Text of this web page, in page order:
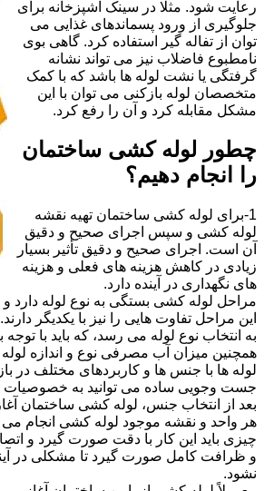
رعایت شود. مثلا در سینک آشپزخانه برای
جلوگیری از ورود پسماندهای غذایی می
توان از تفاله گیر استفاده کرد. گاهی بوی
نامطبوع فاضلاب نیز می تواند نشانه
گرفتگی یا نشت لوله ها باشد که با کمک
متخصصان لوله بازکنی می توان با این
مشکل مقابله کرد و آن را رفع کرد.
چطور لوله کشی ساختمان
را انجام دهیم؟
1-برای لوله کشی ساختمان تهیه نقشه
لوله کشی و سپس اجرای صحیح و دقیق
آن است. اجرای صحیح و دقیق تأثیر بسیار
زیادی در کاهش هزینه های فعلی و هزینه
های نگهداری در آینده دارد.
مراحل لوله کشی بستگی به نوع لوله دارد و
این مراحل تفاوت هایی را نیز با یکدیگر
به انتخاب نوع لوله می رسد، که باید با
همچنین میزان آب مصرفی نوع و اندازه
لوله ها با جنس ها و کاربردهای مختلف در
جست وجویی ساده می توانید به خصوصیات
بعد از انتخاب جنس، لوله کشی ساختمان
هر واحد و نقشه موجود لوله کشی انجام می
چیزی باید این کار با دقت صورت گیرد و
و ظرافت کامل صورت گیرد تا مشکلی در
نشود.